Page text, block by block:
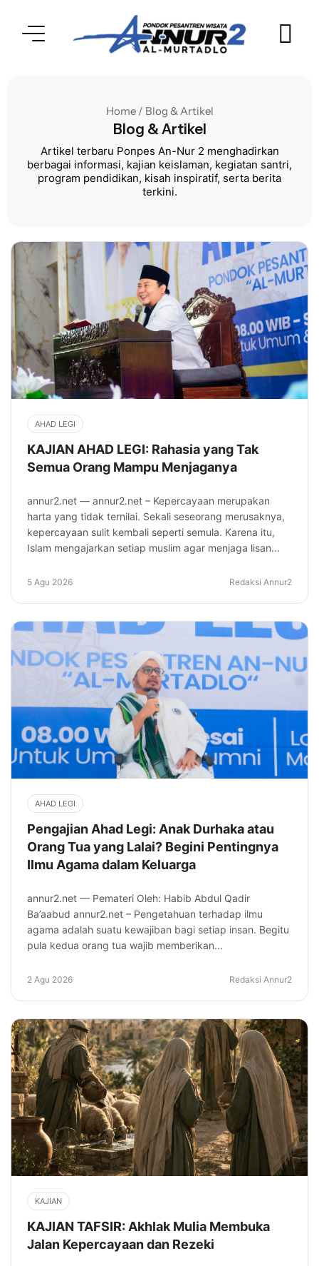
Home / Blog & Artikel
Blog & Artikel
Artikel terbaru Ponpes An-Nur 2 menghadirkan
berbagai informasi, kajian keislaman, kegiatan santri,
program pendidikan, kisah inspiratif, serta berita
terkini.
AHAD LEGI
KAJIAN AHAD LEGI: Rahasia yang Tak
Semua Orang Mampu Menjaganya
annur2.net — annur2.net – Kepercayaan merupakan
harta yang tidak ternilai. Sekali seseorang merusaknya,
kepercayaan sulit kembali seperti semula. Karena itu,
Islam mengajarkan setiap muslim agar menjaga lisan...
5 Agu 2026 Redaksi Annur2
AHAD LEGI
Pengajian Ahad Legi: Anak Durhaka atau
Orang Tua yang Lalai? Begini Pentingnya
Ilmu Agama dalam Keluarga
annur2.net — Pemateri Oleh: Habib Abdul Qadir
Ba’aabud annur2.net – Pengetahuan terhadap ilmu
agama adalah suatu kewajiban bagi setiap insan. Begitu
pula kedua orang tua wajib memberikan...
2 Agu 2026 Redaksi Annur2
KAJIAN
KAJIAN TAFSIR: Akhlak Mulia Membuka
Jalan Kepercayaan dan Rezeki